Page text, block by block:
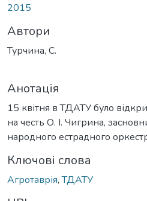
2015
Автори
Турчина, С.
Анотація
15 квітня в ТДАТУ було
на честь О. І. Чигрина,
народного естрадного
Ключові слова
Агротаврія,ТДАТУ